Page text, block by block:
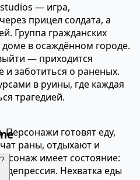
— игра,
прицел солдата, а
Группа гражданских
в осаждённом городе.
— приходится
и заботиться о раненых.
в руины, где каждая
трагедией.
готовят еду,
раны, отдыхают и
имеет состояние:
депрессия. Нехватка еды